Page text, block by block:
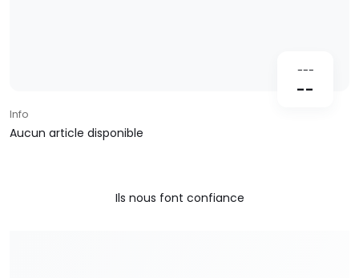
---
--
Info
Aucun article disponible
Ils nous font confiance